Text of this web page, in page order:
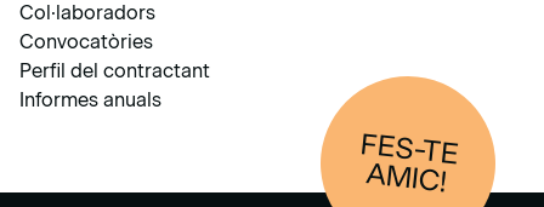
Col·laboradors
Convocatòries
Perfil del contractant
Informes anuals
FES-TE
AM
IC!